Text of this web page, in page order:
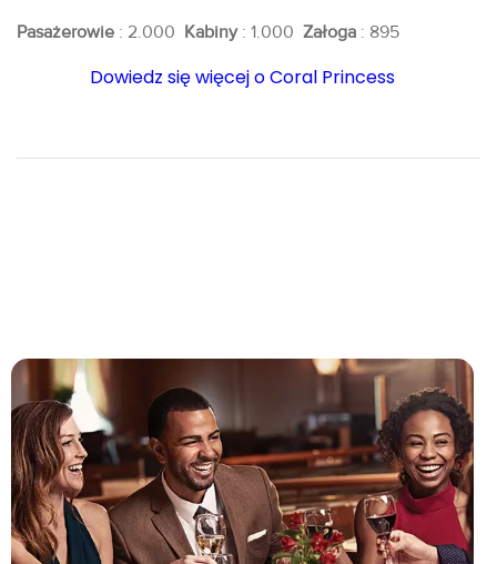
Pasażerowie : 2.000 Kabiny: 1.000 Załoga : 895
Dowiedz się więcej o Coral Princess